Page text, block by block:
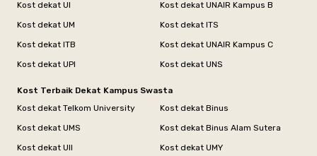
Kost dekat UI
Kost dekat UNAIR Kampus B
Kost dekat UM
Kost dekat ITS
Kost dekat ITB
Kost dekat UNAIR Kampus C
Kost dekat UPI
Kost dekat UNS
Kost Terbaik Dekat Kampus Swasta
Kost dekat Telkom University
Kost dekat Binus
Kost dekat UMS
Kost dekat Binus Alam Sutera
Kost dekat UII
Kost dekat UMY